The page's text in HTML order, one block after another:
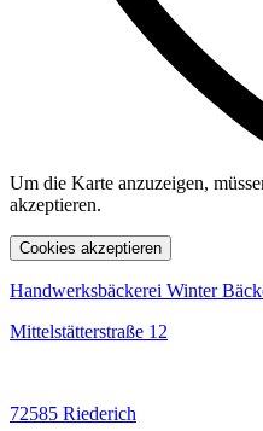
Um die Karte anzuzeigen,
akzeptieren.
Cookies akzeptieren
Handwerksbäckerei Winter
Mittelstätterstraße 12
72585 Riederich